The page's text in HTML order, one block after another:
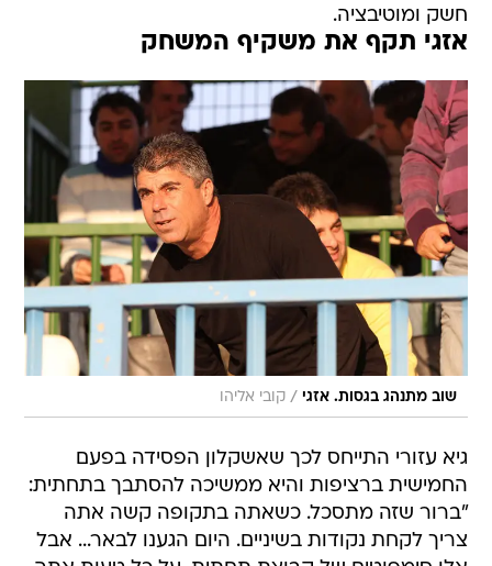
חשק ומוטיבציה.
אזגי תקף את משקיף המשחק
שוב מתנהג בגסות. אזגי / קובי אליהו
גיא עזורי התייחס לכך שאשקלון הפסידה בפעם
החמישית ברציפות והיא ממשיכה להסתבך בתחתית:
"ברור שזה מתסכל. כשאתה בתקופה קשה אתה
צריך לקחת נקודות בשיניים. היום הגענו לבאר... אבל